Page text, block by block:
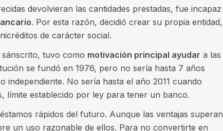
devolvieran las cantidades prestadas, fue incapaz
. Por esta razón, decidió crear su propia entidad,
de carácter social.
tuvo como motivación principal ayudar a las
se fundó en 1976, pero no sería hasta 7 años
No sería hasta el año 2011 cuando
límite establecido por ley para tener un banco.
rápidos del futuro. Aunque las ventajas superan
un uso razonable de ellos. Para no convertirte en